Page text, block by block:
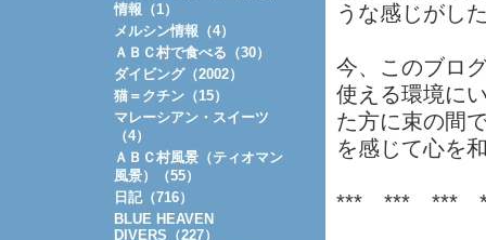
うな感じがし
今、このブロ
使える環境に
た方に束の間
を感じて心を
*** *** ***
情報（1）
メルシン情報（4）
ＡＢＣ村で食べる（30）
ダイビング（2002）
猫＝クチン（15）
マレーシアン・スイーツ
（4）
ＡＢＣ村風景（ティオマン
風景）（55）
日記（716）
BLUE HEAVEN
DIVERS（227）